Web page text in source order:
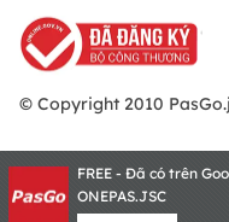
© Copyright 2010
FREE - Đã có trên
ONEPAS.JSC